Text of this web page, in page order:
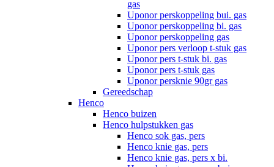
gas
Uponor perskoppeling bui. gas
Uponor perskoppeling bi. gas
Uponor perskoppeling gas
Uponor pers verloop t-stuk gas
Uponor pers t-stuk bi. gas
Uponor pers t-stuk gas
Uponor persknie 90gr gas
Gereedschap
Henco
Henco buizen
Henco hulpstukken gas
Henco sok gas, pers
Henco knie gas, pers
Henco knie gas, pers x bi.